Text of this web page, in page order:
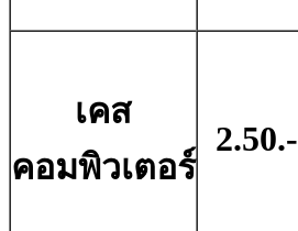
เคส
คอมพิวเตอร์
2.50.-